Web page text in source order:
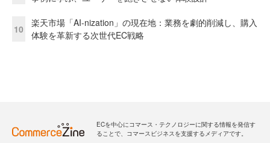
10
楽天市場「AI-nization」の現在地：業務を劇的削減し、購入
体験を革新する次世代EC戦略
ECを中心にコマース・テクノロジーに関する情報を発信す
ることで、コマースビジネスを支援するメディアです。